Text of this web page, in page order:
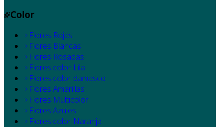
Color
Flores Rojas
Flores Blancas
Flores Rosadas
Flores color Lila
Flores color damasco
Flores Amarillas
Flores Multicolor
Flores Azules
Flores color Naranja